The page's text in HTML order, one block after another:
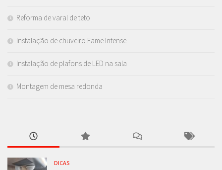
Reforma de varal de teto
Instalação de chuveiro Fame Intense
Instalação de plafons de LED na sala
Montagem de mesa redonda
DICAS